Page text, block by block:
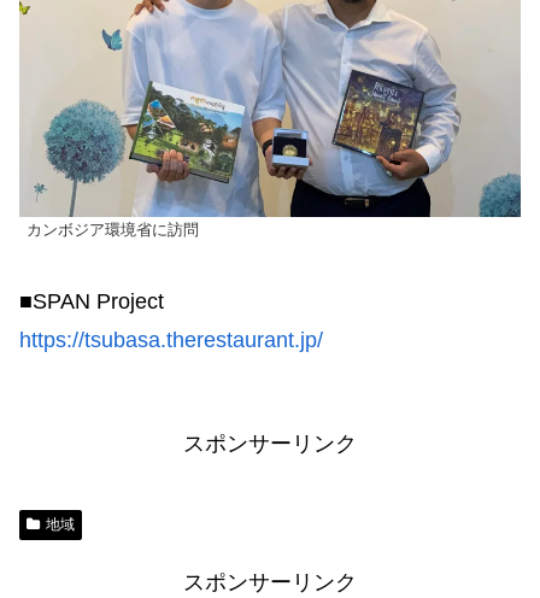
カンボジア環境省に訪問
■SPAN Project
https://tsubasa.therestaurant.jp/
スポンサーリンク
地域
スポンサーリンク